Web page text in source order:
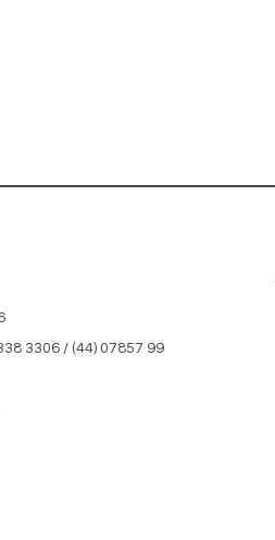
3306 / (44) 07857 99